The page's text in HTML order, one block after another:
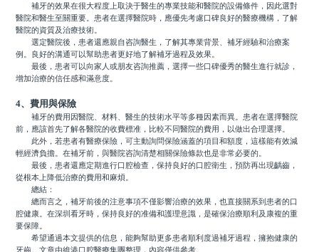
補牙的效果在很大程度上取決于醫生的專業技能和醫院的設備條件，因此選對
醫院和醫生至關重要。患者在選擇醫院時，應優先考慮口碑良好的醫療機構，了解
醫院的資質及治療技術。
選定醫院後，患者還應親自咨詢醫生，了解其專業背景、補牙經驗和治療案
例。良好的溝通可以幫助患者更好地了解補牙過程及效果。
最後，患者可以向家人或朋友咨詢推薦，選擇一些口碑優秀的醫生進行就診，
增加治療的信任感和滿意度。
4、費用與保險
補牙的費用因醫院、材料、醫生的技術水平等多種因素而異。患者在選擇醫院
前，應該首先了解各醫院的收費標准，比較不同醫院的費用，以做出合理選擇。
此外，若患者有醫療保險，可主動詢問保險涵蓋的項目和額度，這樣能有效減
輕經濟負擔。在補牙前，與醫院咨詢清楚相關保險條款也是非常必要的。
最後，患者還應定期進行口腔檢查，保持良好的口腔衛生，預防再出現齲齒，
從根本上降低治療的費用和麻煩。
總結：
總而言之，補牙前後的注意事項不僅影響治療的效果，也直接關系到患者的口
腔健康。在深圳看牙時，保持良好的准備和護理意識，是確保治療順利及康複的重
要保障。
希望通過本文提供的信息，能夠幫助更多患者順利度過補牙過程，擁抱健康的
牙齒。文章由維港口腔醫療集團整理，內容僅供參考。